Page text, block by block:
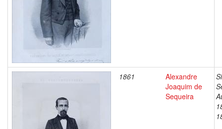
1861
Alexandre
Joaquim de
Sequeira